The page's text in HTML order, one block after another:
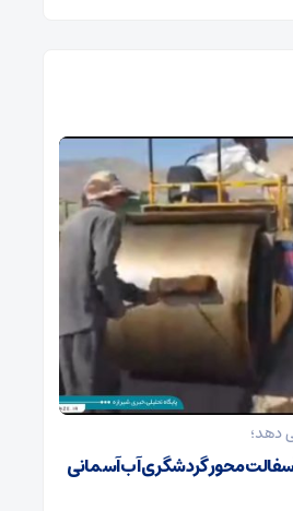
دهد؛
محور گردشگری آب‌آسمانی